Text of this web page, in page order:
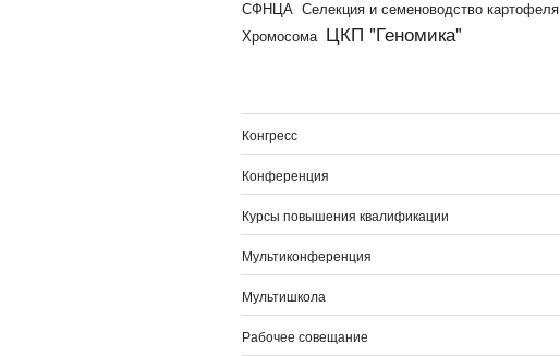
СФНЦА Селекция и семеноводство картофеля
Хромосома ЦКП "Геномика"
Конгресс
Конференция
Курсы повышения квалификации
Мультиконференция
Мультишкола
Рабочее совещание